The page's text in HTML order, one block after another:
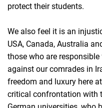
protect their students.
We also feel it is an
USA, Canada, Australia
those who are
against our comrades in
freedom and luxury here
critical confrontation with